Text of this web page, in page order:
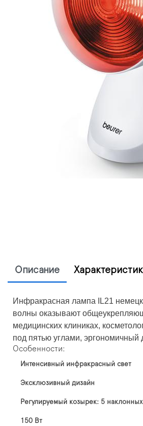
Описание
Инфракрасная лампа IL21
волны оказывают
медицинских клиниках,
под пятью углами, эргономичный
Особенности:
Интенсивный инфракрасный свет
Эксклюзивный дизайн
Регулируемый козырек: 5
150 Вт